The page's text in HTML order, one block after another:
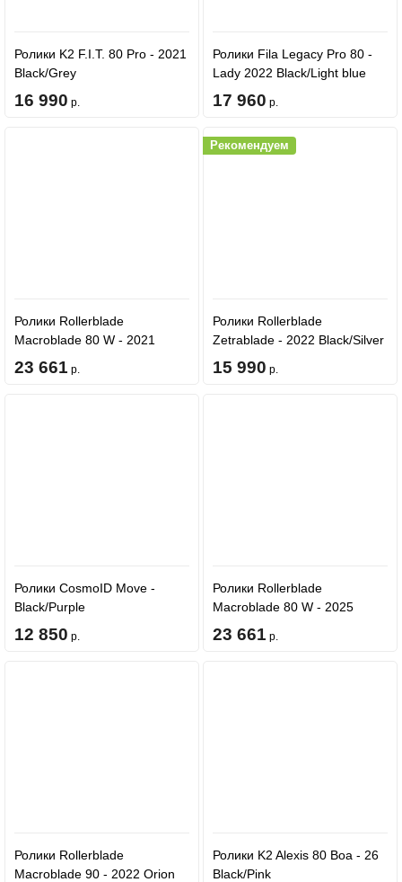
Ролики K2 F.I.T. 80 Pro - 2021
Black/Grey
16 990 р.
Ролики Fila Legacy Pro 80 -
Lady 2022 Black/Light blue
17 960 р.
Ролики Rollerblade
Macroblade 80 W - 2021
Glacier Grey/Coral
23 661 р.
Ролики Rollerblade
Zetrablade - 2022 Black/Silver
15 990 р.
Рекомендуем
Ролики CosmoID Move -
Black/Purple
12 850 р.
Ролики Rollerblade
Macroblade 80 W - 2025
Grey/Teal Blue
23 661 р.
Ролики Rollerblade
Macroblade 90 - 2022 Orion
Ролики K2 Alexis 80 Boa - 26
Black/Pink